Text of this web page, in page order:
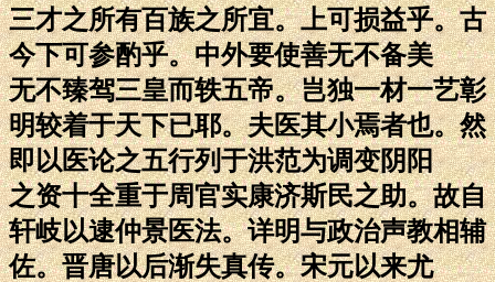
三才之所有百族之所宜。上可损益乎。古
今下可参酌乎。中外要使善无不备美
无不臻驾三皇而轶五帝。岂独一材一艺彰
明较着于天下已耶。夫医其小焉者也。然
即以医论之五行列于洪范为调变阴阳
之资十全重于周官实康济斯民之助。故自
轩岐以逮仲景医法。详明与政治声教相辅
佐。晋唐以后渐失真传。宋元以来尤